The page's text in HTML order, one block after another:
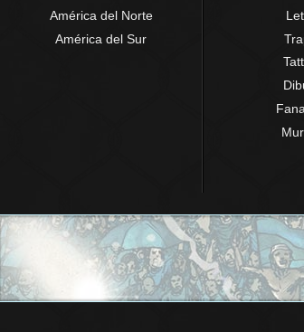
América del Norte
América del Sur